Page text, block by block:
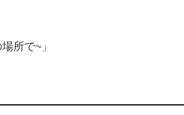
所で~」